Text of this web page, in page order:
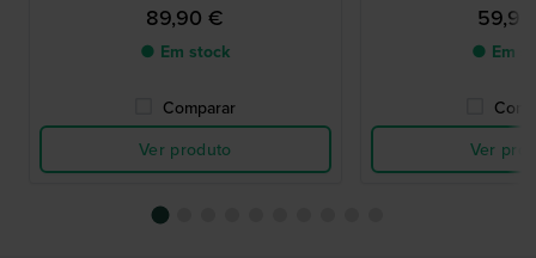
89,90 €
● Em stock
Comparar
Ver produto
● Em
Ver